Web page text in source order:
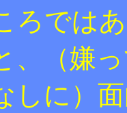
ろでは
、（嫌
しに）